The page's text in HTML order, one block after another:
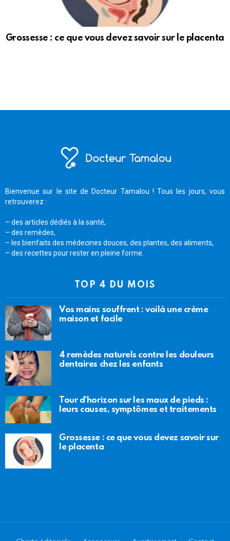
Grossesse : ce que vous devez savoir sur le placenta
Bienvenue sur le site de Docteur Tamalou ! Tous les jours, vous
retrouverez :
– des articles dédiés à la santé,
– des remèdes,
– les bienfaits des médecines douces, des plantes, des aliments,
– des recettes pour rester en pleine forme.
TOP 4 DU MOIS
Vos mains souffrent : voilà une crème
maison et facile
4 remèdes naturels contre les douleurs
dentaires chez les enfants
Tour d’horizon sur les maux de pieds :
leurs causes, symptômes et traitements
Grossesse : ce que vous devez savoir sur
le placenta